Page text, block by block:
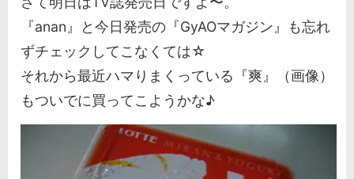
『anan』と今日発売の『GyAOマガジン』も忘れ
ずチェックしてこなくては☆
それから最近ハマりまくっている『爽』（画像）
もついでに買ってこようかな♪